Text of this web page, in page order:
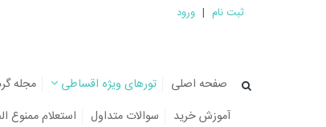
ثبت نام | ورود
صفحه اصلی تورهای ویژه اقساطی مجله
آموزش خرید
سوالات متداول استعلام ممنوع